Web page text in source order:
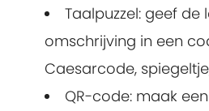
Taalpuzzel: geef de
omschrijving in een
Caesarcode,
QR-code: maak